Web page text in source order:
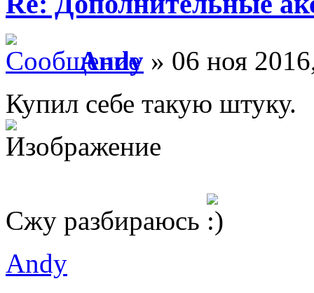
Andy » 06 ноя
Купил себе такую штуку.
Сжу разбираюсь
Andy